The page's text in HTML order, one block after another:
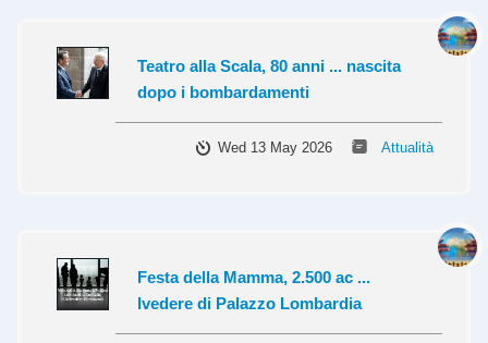
Teatro alla Scala, 80 anni ... nascita
dopo i bombardamenti
Wed 13 May 2026 Attualità
Festa della Mamma, 2.500 ac ...
lvedere di Palazzo Lombardia